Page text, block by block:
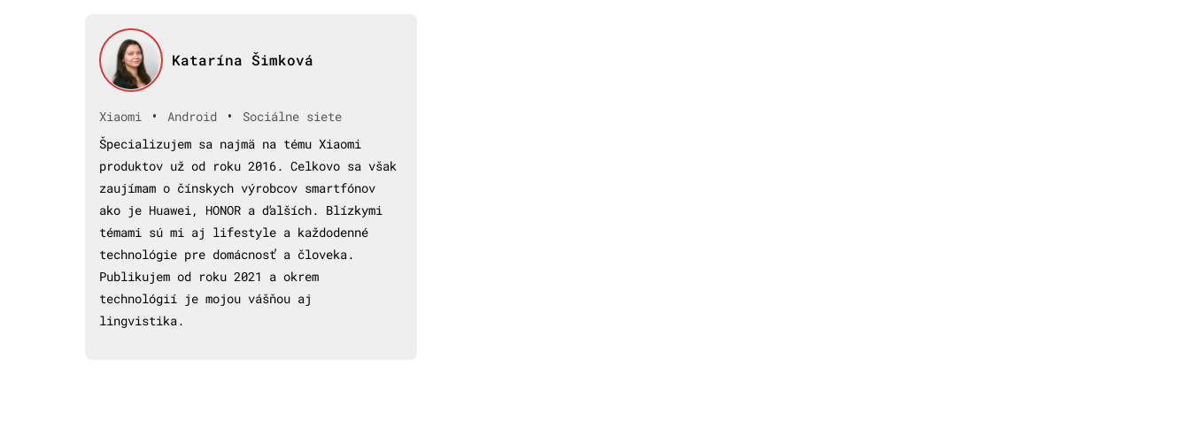
Katarína Šimková
Xiaomi • Android •
Sociálne siete
Špecializujem sa najmä na tému Xiaomi
produktov už od roku 2016. Celkovo sa však
zaujímam o čínskych výrobcov smartfónov
ako je Huawei, HONOR a ďalších. Blízkymi
témami sú mi aj lifestyle a každodenné
technológie pre domácnosť a človeka.
Publikujem od roku 2021 a okrem
technológií je mojou vášňou aj
lingvistika.